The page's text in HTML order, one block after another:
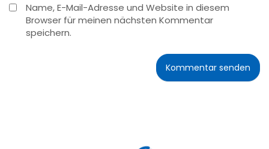
Name, E-Mail-Adresse und Website in diesem
Browser für meinen nächsten Kommentar
speichern.